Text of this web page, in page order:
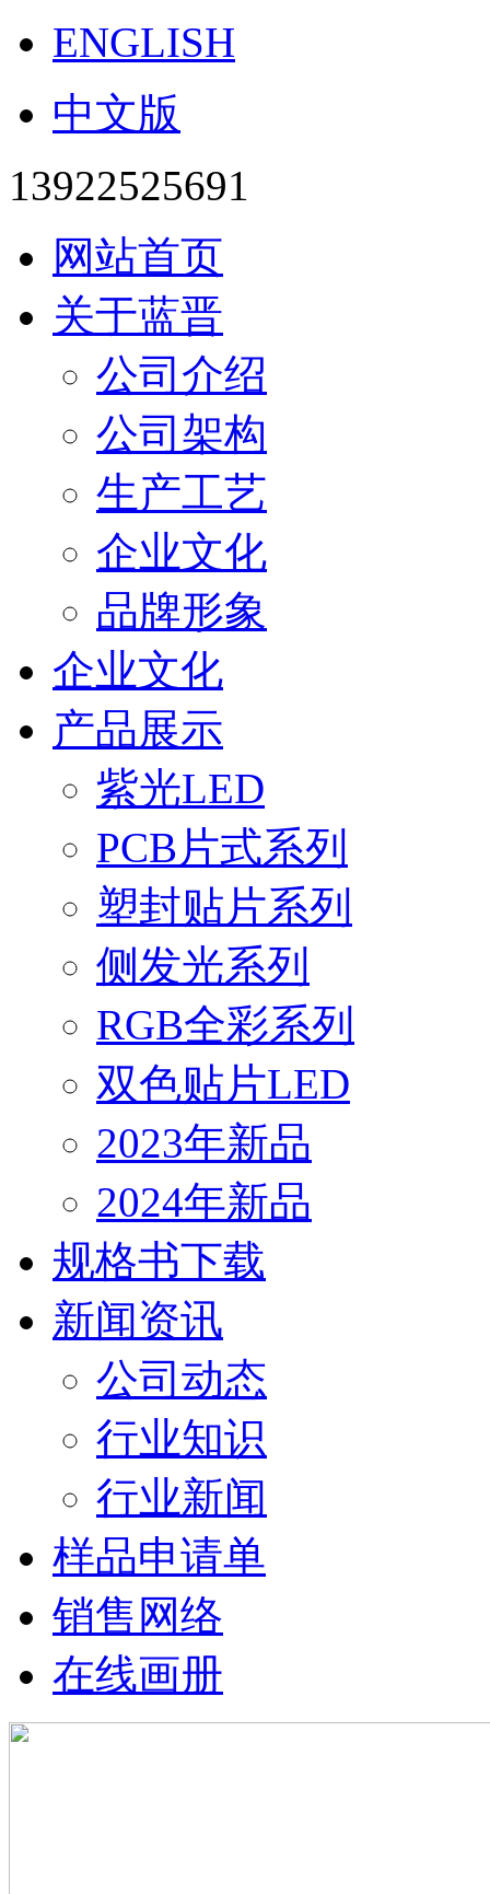
ENGLISH
中文版
13922525691
网站首页
关于蓝晋
公司介绍
公司架构
生产工艺
企业文化
品牌形象
企业文化
产品展示
紫光LED
PCB片式系列
塑封贴片系列
侧发光系列
RGB全彩系列
双色贴片LED
2023年新品
2024年新品
规格书下载
新闻资讯
公司动态
行业知识
行业新闻
样品申请单
销售网络
在线画册